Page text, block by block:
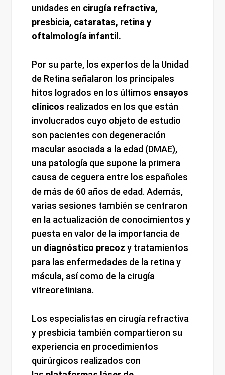
unidades en cirugía refractiva,
presbicia, cataratas, retina y
oftalmología infantil.
Por su parte, los expertos de la Unidad
de Retina señalaron los principales
hitos logrados en los últimos ensayos
clínicos realizados en los que están
involucrados cuyo objeto de estudio
son pacientes con degeneración
macular asociada a la edad (DMAE),
una patología que supone la primera
causa de ceguera entre los españoles
de más de 60 años de edad. Además,
varias sesiones también se centraron
en la actualización de conocimientos y
puesta en valor de la importancia de
un diagnóstico precoz y tratamientos
para las enfermedades de la retina y
mácula, así como de la cirugía
vitreoretiniana.
Los especialistas en cirugía refractiva
y presbicia también compartieron su
experiencia en procedimientos
quirúrgicos realizados con